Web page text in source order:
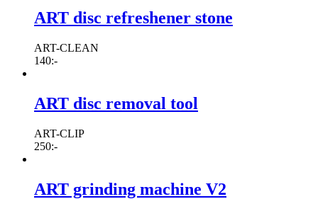
ART disc refreshener stone
ART-CLEAN
140:-
ART disc removal tool
ART-CLIP
250:-
ART grinding machine V2